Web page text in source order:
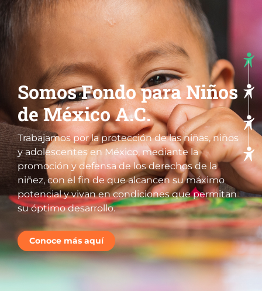
Somos Fondo para Niños
de México A.C.
Trabajamos por la protección de las niñas, niños
y adolescentes en México, mediante la
promoción y defensa de los derechos de la
niñez, con el fin de que alcancen su máximo
potencial y vivan en condiciones que permitan
su óptimo desarrollo.
Conoce más aquí